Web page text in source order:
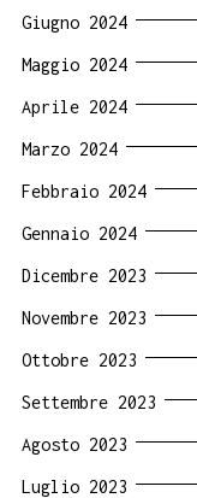
Giugno 2024
Maggio 2024
Aprile 2024
Marzo 2024
Febbraio 2024
Gennaio 2024
Dicembre 2023
Novembre 2023
Ottobre 2023
Settembre 2023
Agosto 2023
Luglio 2023